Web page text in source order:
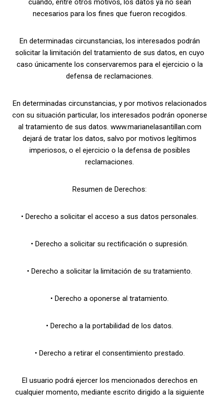
cuando, entre otros motivos, los datos ya no sean
necesarios para los fines que fueron recogidos.
En determinadas circunstancias, los interesados podrán
solicitar la limitación del tratamiento de sus datos, en cuyo
caso únicamente los conservaremos para el ejercicio o la
defensa de reclamaciones.
En determinadas circunstancias, y por motivos relacionados
con su situación particular, los interesados podrán oponerse
al tratamiento de sus datos. www.marianelasantillan.com
dejará de tratar los datos, salvo por motivos legítimos
imperiosos, o el ejercicio o la defensa de posibles
reclamaciones.
Resumen de Derechos:
• Derecho a solicitar el acceso a sus datos personales.
• Derecho a solicitar su rectificación o supresión.
• Derecho a solicitar la limitación de su tratamiento.
• Derecho a oponerse al tratamiento.
• Derecho a la portabilidad de los datos.
• Derecho a retirar el consentimiento prestado.
El usuario podrá ejercer los mencionados derechos en
cualquier momento, mediante escrito dirigido a la siguiente